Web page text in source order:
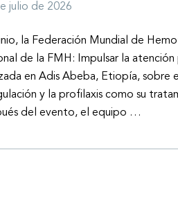
julio de 2026
la Federación Mundial de
de la FMH: Impulsar la
en Adis Abeba, Etiopía, sobre
y la profilaxis como su
del evento, el equipo …